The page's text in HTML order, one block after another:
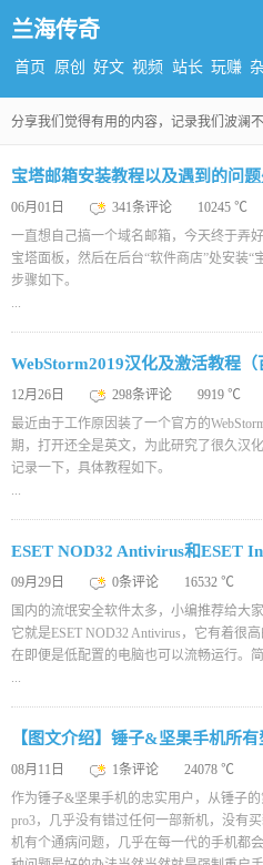
兰海传奇
首页 原创 好文 视频 站长 玩赚
分享我们觉得有用的内容，记录我们波澜不
宝塔邮箱安装教程以及遇到的问
06月01日 341条评论
10245 ℃
一直想自己搞一个域名邮箱，今天终于弄
宝塔面板，然后在后台“软件商店”处安装
步骤如下。
...
WebStorm2019汉化及激活教程（
12月26日 298条评论
9919 ℃
最近由于工作原因装了一个官方的
期，打开还全是英文，为此研究了很久汉
记录一下，具体教程如下。
...
ESET NOD32 Antivirus和ESET
（长期更新）
09月29日 0条评论
16532 ℃
国内的流氓安全软件太多，小编推荐给大
它就是ESET NOD32 Antivirus，它有着很
在即便是低配置的电脑也可以流畅运行。
...
【图文介绍】锤子&坚果手机所
08月11日 1条评论
24078 ℃
作为锤子&坚果手机的忠实用户，从锤子的
pro3，几乎没有错过任何一部新机，没有
机有个通病问题，几乎在每一代的手机都